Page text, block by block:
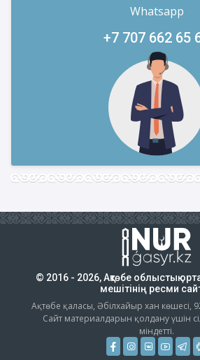
Whatsapp
+7 707 662 65
© 2016 - 2026, Ақтөбе облыстық
мешітінің ресми
Ақтөбе қаласы, Әбілхайыр хан көшесі,
Сайт материалдарын қолдану үшін
міндетті.